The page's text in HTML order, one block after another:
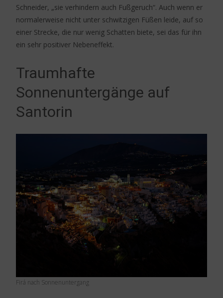
Schneider, „sie verhindern auch Fußgeruch“. Auch wenn er
normalerweise nicht unter schwitzigen Füßen leide, auf so
einer Strecke, die nur wenig Schatten biete, sei das für ihn
ein sehr positiver Nebeneffekt.
Traumhafte
Sonnenuntergänge auf
Santorin
Firá nach Sonnenuntergang